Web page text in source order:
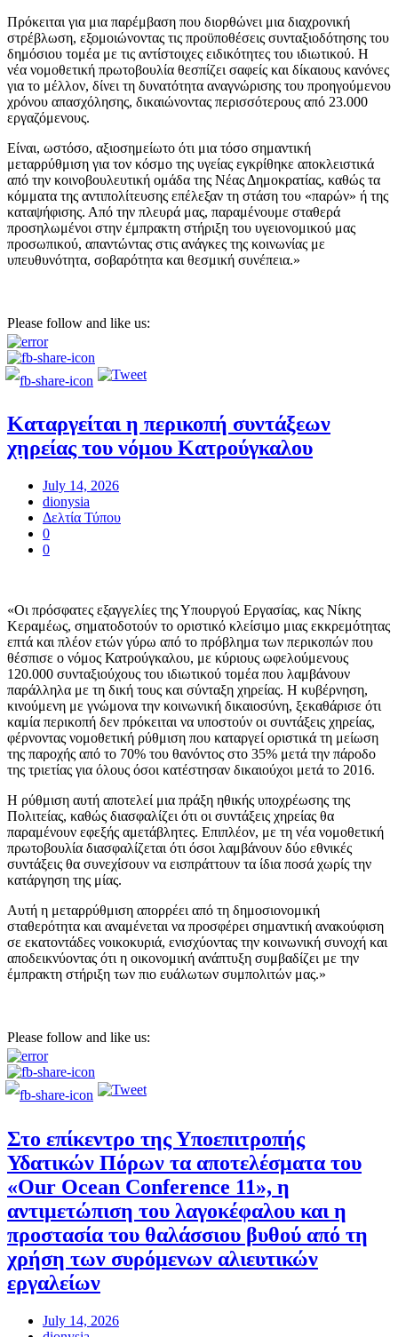
Πρόκειται για μια παρέμβαση που διορθώνει μια διαχρονική
στρέβλωση, εξομοιώνοντας τις προϋποθέσεις συνταξιοδότησης του
δημόσιου τομέα με τις αντίστοιχες ειδικότητες του ιδιωτικού. Η
νέα νομοθετική πρωτοβουλία θεσπίζει σαφείς και δίκαιους κανόνες
για το μέλλον, δίνει τη δυνατότητα αναγνώρισης του προηγούμενου
χρόνου απασχόλησης, δικαιώνοντας περισσότερους από 23.000
εργαζόμενους.
Είναι, ωστόσο, αξιοσημείωτο ότι μια τόσο σημαντική
μεταρρύθμιση για τον κόσμο της υγείας εγκρίθηκε αποκλειστικά
από την κοινοβουλευτική ομάδα της Νέας Δημοκρατίας, καθώς τα
κόμματα της αντιπολίτευσης επέλεξαν τη στάση του «παρών» ή της
καταψήφισης. Από την πλευρά μας, παραμένουμε σταθερά
προσηλωμένοι στην έμπρακτη στήριξη του υγειονομικού μας
προσωπικού, απαντώντας στις ανάγκες της κοινωνίας με
υπευθυνότητα, σοβαρότητα και θεσμική συνέπεια.»
Please follow and like us:
Καταργείται η περικοπή συντάξεων
χηρείας του νόμου Κατρούγκαλου
July 14, 2026
dionysia
Δελτία Τύπου
0
0
«Οι πρόσφατες εξαγγελίες της Υπουργού Εργασίας, κας Νίκης
Κεραμέως, σηματοδοτούν το οριστικό κλείσιμο μιας εκκρεμότητας
επτά και πλέον ετών γύρω από το πρόβλημα των περικοπών που
θέσπισε ο νόμος Κατρούγκαλου, με κύριους ωφελούμενους
120.000 συνταξιούχους του ιδιωτικού τομέα που λαμβάνουν
παράλληλα με τη δική τους και σύνταξη χηρείας. Η κυβέρνηση,
κινούμενη με γνώμονα την κοινωνική δικαιοσύνη, ξεκαθάρισε ότι
καμία περικοπή δεν πρόκειται να υποστούν οι συντάξεις χηρείας,
φέρνοντας νομοθετική ρύθμιση που καταργεί οριστικά τη μείωση
της παροχής από το 70% του θανόντος στο 35% μετά την πάροδο
της τριετίας για όλους όσοι κατέστησαν δικαιούχοι μετά το 2016.
Η ρύθμιση αυτή αποτελεί μια πράξη ηθικής υποχρέωσης της
Πολιτείας, καθώς διασφαλίζει ότι οι συντάξεις χηρείας θα
παραμένουν εφεξής αμετάβλητες. Επιπλέον, με τη νέα νομοθετική
πρωτοβουλία διασφαλίζεται ότι όσοι λαμβάνουν δύο εθνικές
συντάξεις θα συνεχίσουν να εισπράττουν τα ίδια ποσά χωρίς την
κατάργηση της μίας.
Αυτή η μεταρρύθμιση απορρέει από τη δημοσιονομική
σταθερότητα και αναμένεται να προσφέρει σημαντική ανακούφιση
σε εκατοντάδες νοικοκυριά, ενισχύοντας την κοινωνική συνοχή και
αποδεικνύοντας ότι η οικονομική ανάπτυξη συμβαδίζει με την
έμπρακτη στήριξη των πιο ευάλωτων συμπολιτών μας.»
Please follow and like us:
Στο επίκεντρο της Υποεπιτροπής
Υδατικών Πόρων τα αποτελέσματα του
«Our Ocean Conference 11», η
αντιμετώπιση του λαγοκέφαλου και η
προστασία του θαλάσσιου βυθού από τη
χρήση των συρόμενων αλιευτικών
εργαλείων
July 14, 2026